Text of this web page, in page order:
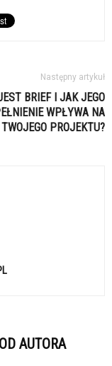
Następny artykuł
BRIEF I JAK JEGO
WPŁYWA NA
PROJEKTU?
AUTORA